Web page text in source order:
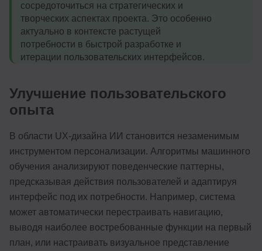
сосредоточиться на стратегических и
творческих аспектах проекта. Это особенно
актуально в контексте растущей
потребности в быстрой разработке и
итерации пользовательских интерфейсов.
Улучшение пользовательского
опыта
В области UX-дизайна ИИ становится незаменимым
инструментом персонализации. Алгоритмы машинного
обучения анализируют поведенческие паттерны,
предсказывая действия пользователей и адаптируя
интерфейс под их потребности. Например, система
может автоматически перестраивать навигацию,
выводя наиболее востребованные функции на первый
план, или настраивать визуальное представление